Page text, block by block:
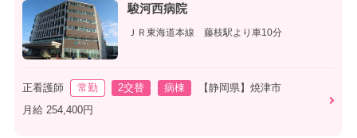
駿河西病院
ＪＲ東海道本線 藤枝駅より車10分
正看護師 常勤 2交替 病棟
【静岡県】焼津市
月給 254,400円